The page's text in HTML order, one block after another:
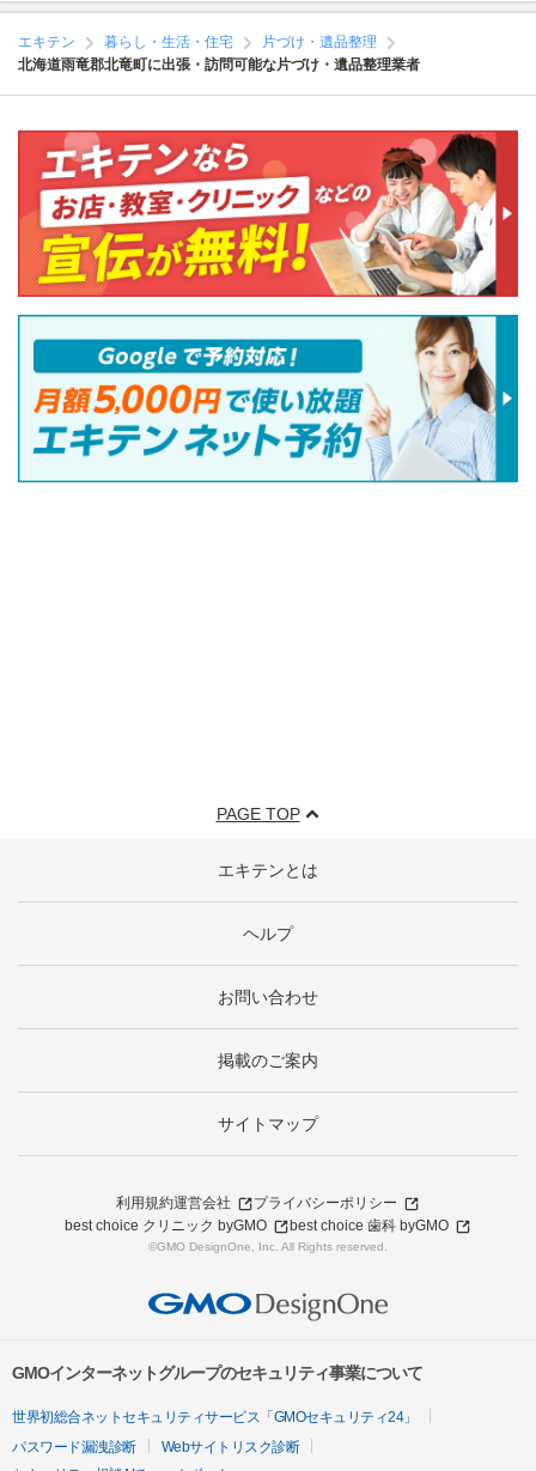
エキテン 暮らし・生活・住宅
片づけ・遺品整理
北海道雨竜郡北竜町に出張・訪問可能な片づけ・遺品整理業者
PAGE TOP
エキテンとは
ヘルプ
お問い合わせ
掲載のご案内
サイトマップ
利用規約運営会社
プライバシーポリシー
best choice クリニック byGMO
best choice 歯科 byGMO
©GMO DesignOne, Inc. All Rights reserved.
GMOインターネットグループのセキュリティ事業について
世界初総合ネットセキュリティサービス「GMOセキュリティ24」
パスワード漏洩診断
Webサイトリスク診断